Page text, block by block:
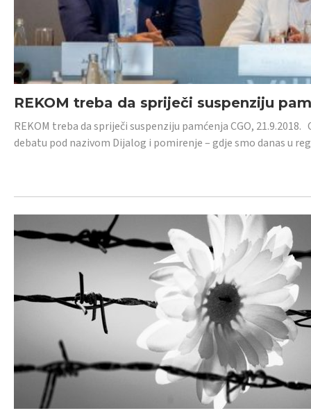
REKOM treba da spriječi suspenziju
REKOM treba da spriječi suspenziju pamćenja CGO,
debatu pod nazivom Dijalog i pomirenje – gdje smo danas u